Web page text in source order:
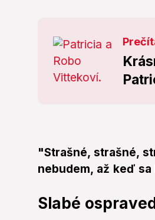
"Strašné, strašné,
nebudem, až keď
Slabé